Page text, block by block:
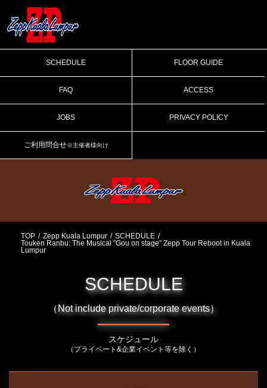
SCHEDULE FLOOR GUIDE
FAQ ACCESS
JOBS PRIVACY POLICY
ご利用問合せ※主催者様向け
TOP Zepp Kuala Lumpur
SCHEDULE
Touken Ranbu: The Musical "Gou on stage" Zepp Tour Reboot in Kuala
Lumpur
SCHEDULE
（Not include private/corporate events）
スケジュール
（プライベート&企業イベント等を除く）